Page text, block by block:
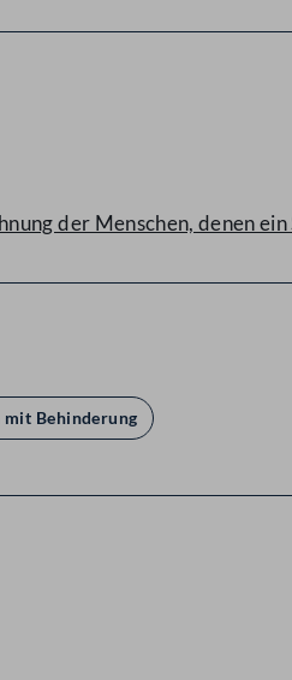
der Menschen, denen
mit Behinderung